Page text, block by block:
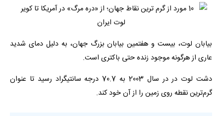
بیابان لوت، بیست و هفتمین بیابان بزرگ جهان، به دلیل دمای شدید
عاری از هرگونه موجود زنده حتی باکتری است.
دشت لوت در در سال 2003 به 70.7 درجه سانتیگراد رسید تا عنوان
گرم‌ترین نقطه روی زمین را از آن خود کند.